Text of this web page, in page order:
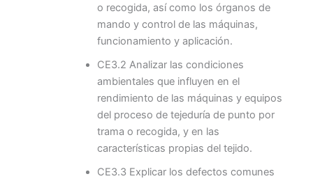
o recogida, así como los órganos de
mando y control de las máquinas,
funcionamiento y aplicación.
CE3.2 Analizar las condiciones
ambientales que influyen en el
rendimiento de las máquinas y equipos
del proceso de tejeduría de punto por
trama o recogida, y en las
características propias del tejido.
CE3.3 Explicar los defectos comunes